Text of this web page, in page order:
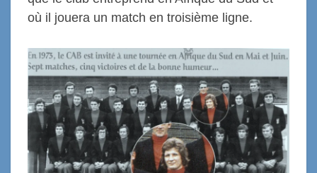
où il jouera un match en troisième ligne.